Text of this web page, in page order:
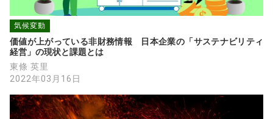
気候変動
価値が上がっている非財務情報　日本企業の「サステナビリティ
経営」の現状と課題とは
東條 英里
2022年03月16日